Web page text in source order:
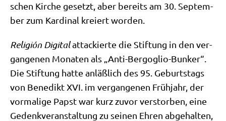
schen Kir­che gesetzt, aber bereits am 30. Sep­tem­
ber zum Kar­di­nal kre­iert worden.
Reli­gión Digi­talattackier­te die Stif­tung in den ver­
gan­ge­nen Mona­ten als „Anti-Berg­o­glio-Bun­ker“.
Die Stif­tung hat­te anläß­lich des 95. Geburts­tags
von Bene­dikt XVI. im ver­gan­ge­nen Früh­jahr, der
vor­ma­li­ge Papst war kurz zuvor ver­stor­ben, eine
Gedenk­ver­an­stal­tung zu sei­nen Ehren abge­hal­ten,